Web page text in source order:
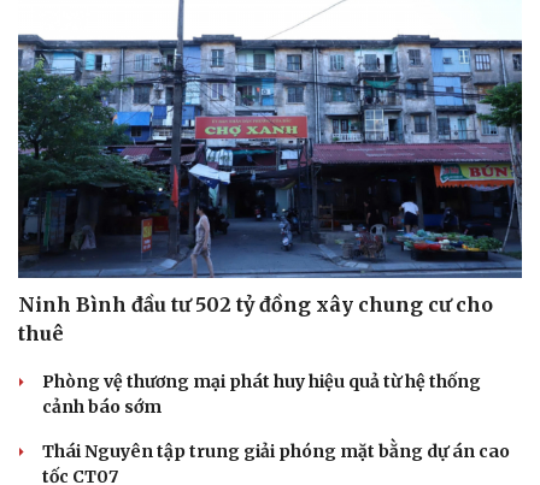
Văn hóa
Sân khấu - Điện ảnh
Văn học
Di sản
Nghệ sĩ
Thời trang
Ninh Bình đầu tư 502 tỷ đồng xây chung cư cho
thuê
Phòng vệ thương mại phát huy hiệu quả từ hệ thống
cảnh báo sớm
Thái Nguyên tập trung giải phóng mặt bằng dự án cao
tốc CT07